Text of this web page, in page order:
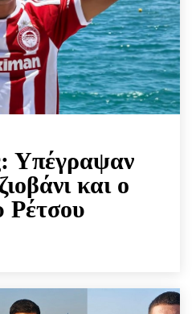
Υπέγραψαν
και ο
Ρέτσου